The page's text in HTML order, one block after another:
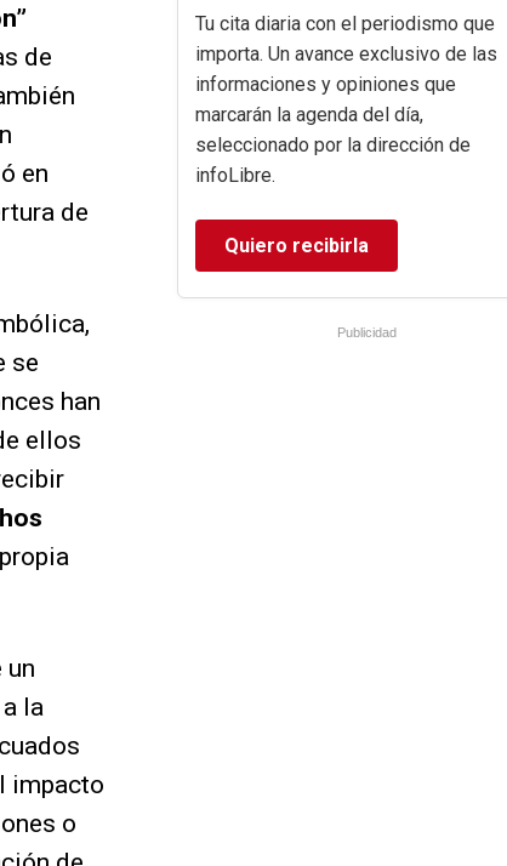
de
en
de
se
han
ellos
un
la
impacto
o
Tu cita diaria con el periodismo que
importa. Un avance exclusivo de las
informaciones y opiniones que
marcarán la agenda del día,
seleccionado por la dirección de
infoLibre.
Quiero recibirla
Publicidad